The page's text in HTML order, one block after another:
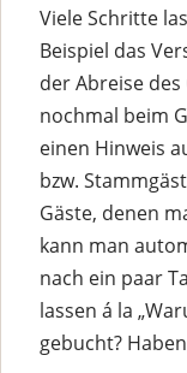
Viele Schritte
Beispiel das
der Abreise
nochmal beim
einen Hinweis
bzw.
Gäste, denen
kann man
nach ein paar
lassen á la
gebucht?